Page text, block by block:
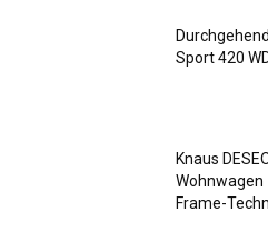
Sport 420
Knaus
Wohnwagen
Frame-